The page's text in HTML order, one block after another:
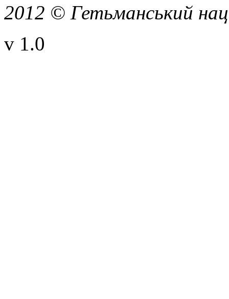
2012 © Гетьманський
v 1.0